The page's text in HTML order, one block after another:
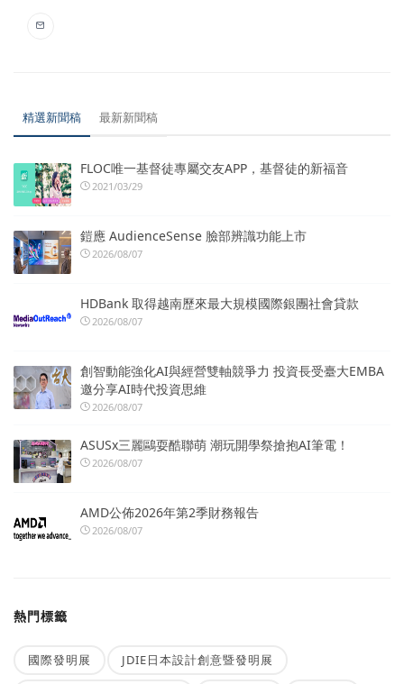
精選新聞稿 最新新聞稿
FLOC唯一基督徒專屬交友APP，基督徒的新福音
2021/03/29
鎧應 AudienceSense 臉部辨識功能上市
2026/08/07
HDBank 取得越南歷來最大規模國際銀團社會貸款
2026/08/07
創智動能強化AI與經營雙軸競爭力 投資長受臺大EMBA
邀分享AI時代投資思維
2026/08/07
ASUSx三麗鷗耍酷聯萌 潮玩開學祭搶抱AI筆電！
2026/08/07
AMD公佈2026年第2季財務報告
2026/08/07
熱門標籤
國際發明展 JDIE日本設計創意暨發明展